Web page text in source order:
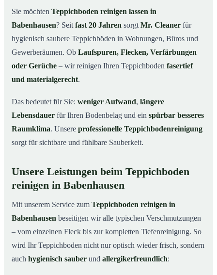
Warum Teppichboden reinigen mit Mr. Cleaner in
Babenhausen?
So funktioniert’s
Umgebung
Jetzt Angebot einholen
07So reinigen unsere Profis Teppichböden in
Sie möchten Teppichboden reinigen lassen in
Babenhausen? Seit fast 20 Jahren sorgt Mr. Cleaner für
hygienisch saubere Teppichböden in Wohnungen, Büros und
Gewerberäumen. Ob Laufspuren, Flecken, Verfärbungen
oder Gerüche – wir reinigen Ihren Teppichboden fasertief
und materialgerecht.
Das bedeutet für Sie: weniger Aufwand, längere
Lebensdauer für Ihren Bodenbelag und ein spürbar besseres
Raumklima. Unsere professionelle Teppichbodenreinigung
sorgt für sichtbare und fühlbare Sauberkeit.
Unsere Leistungen beim Teppichboden
reinigen in Babenhausen
Mit unserem Service zum Teppichboden reinigen in
Babenhausen beseitigen wir alle typischen Verschmutzungen
– vom einzelnen Fleck bis zur kompletten Tiefenreinigung. So
wird Ihr Teppichboden nicht nur optisch wieder frisch, sondern
auch hygienisch sauber und allergikerfreundlich: